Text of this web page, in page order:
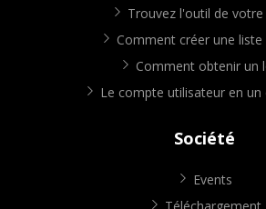
Trouvez l'outil de
Comment créer une liste
Comment obtenir un
Le compte utilisateur en
Société
Events